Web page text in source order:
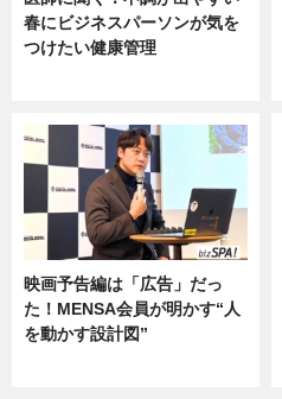
春にビジネスパーソンが気を
つけたい健康管理
映画予告編は「広告」だっ
た！MENSA会員が明かす“人
を動かす設計図”